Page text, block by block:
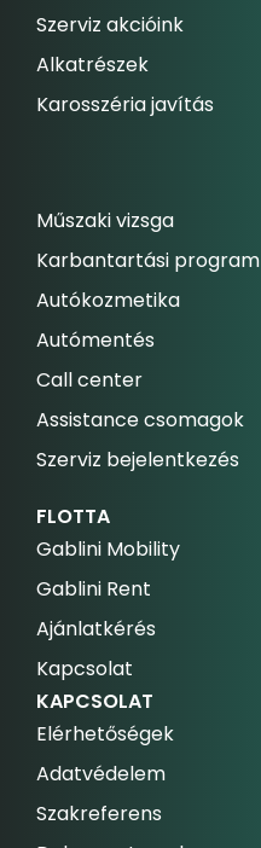
Szerviz akcióink
Alkatrészek
Karosszéria javítás
Műszaki vizsga
Karbantartási program
Autókozmetika
Autómentés
Call center
Assistance csomagok
Szerviz bejelentkezés
FLOTTA
Gablini Mobility
Gablini Rent
Ajánlatkérés
Kapcsolat
KAPCSOLAT
Elérhetőségek
Adatvédelem
Szakreferens